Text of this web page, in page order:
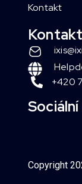
Kontakt
+420
Copyright